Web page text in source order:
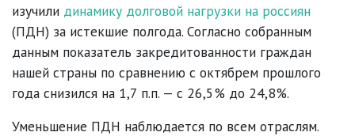
изучили динамику долговой нагрузки на россиян
(ПДН) за истекшие полгода. Согласно собранным
данным показатель закредитованности граждан
нашей страны по сравнению с октябрем прошлого
года снизился на 1,7 п.п. — с 26,5% до 24,8%.
Уменьшение ПДН наблюдается по всем отраслям.